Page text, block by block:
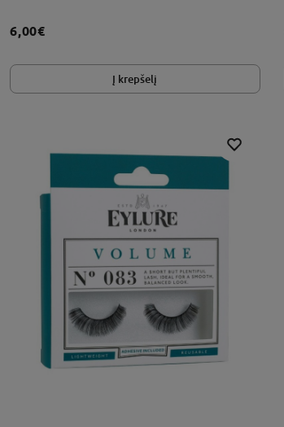
6,00€
Į krepšelį